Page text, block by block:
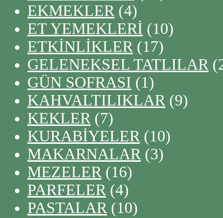
EKMEKLER (4)
ET YEMEKLERİ (10)
ETKİNLİKLER (17)
GELENEKSEL TATLILAR
GÜN SOFRASI (1)
KAHVALTILIKLAR (9)
KEKLER (7)
KURABİYELER (10)
MAKARNALAR (3)
MEZELER (16)
PARFELER (4)
PASTALAR (10)